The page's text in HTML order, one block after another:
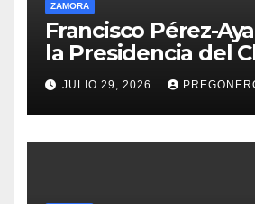
ZAMORA
Francisco Pérez-
la Presidencia del
Rotario Zamora
para el periodo
JULIO 29, 2026